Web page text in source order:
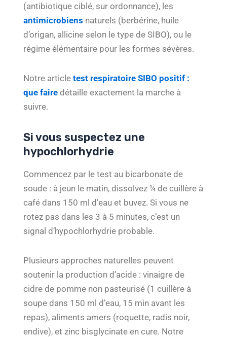
(antibiotique ciblé, sur ordonnance), les
antimicrobiens naturels (berbérine, huile
d’origan, allicine selon le type de SIBO), ou le
régime élémentaire pour les formes sévères.
Notre articletest respiratoire SIBO positif :
que faire détaille exactement la marche à
suivre.
Si vous suspectez une
hypochlorhydrie
Commencez par le test au bicarbonate de
soude : à jeun le matin, dissolvez ¼ de cuillère à
café dans 150 ml d’eau et buvez. Si vous ne
rotez pas dans les 3 à 5 minutes, c’est un
signal d’hypochlorhydrie probable.
Plusieurs approches naturelles peuvent
soutenir la production d’acide : vinaigre de
cidre de pomme non pasteurisé (1 cuillère à
soupe dans 150 ml d’eau, 15 min avant les
repas), aliments amers (roquette, radis noir,
endive), et zinc bisglycinate en cure. Notre